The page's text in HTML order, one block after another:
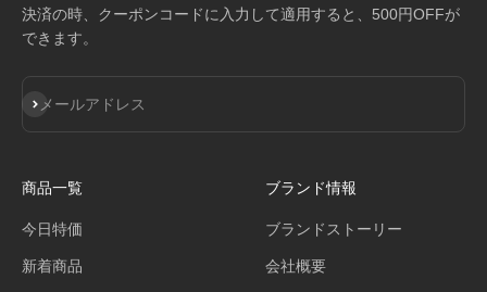
決済の時、クーポンコードに入力して適用すると、500円OFFが
できます。
メールアドレス
登録
商品一覧
今日特価
新着商品
ブランド情報
ブランドストーリー
会社概要